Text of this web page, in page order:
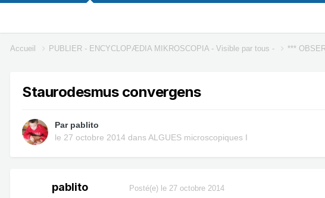
Accueil PUBLIER - ENCYCLOPÆDIA MIKROSCOPIA - Visible par tous - ***
Staurodesmus convergens
Par pablito
le 27 octobre 2014 dansALGUES microscopiques I
pablito Posté(e) le 27 octobre 2014